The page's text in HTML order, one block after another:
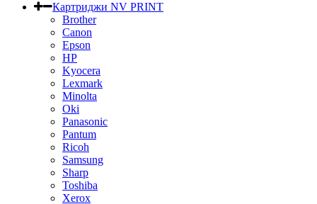
Картриджи NV PRINT
Brother
Canon
Epson
HP
Kyocera
Lexmark
Minolta
Oki
Panasonic
Pantum
Ricoh
Samsung
Sharp
Toshiba
Xerox